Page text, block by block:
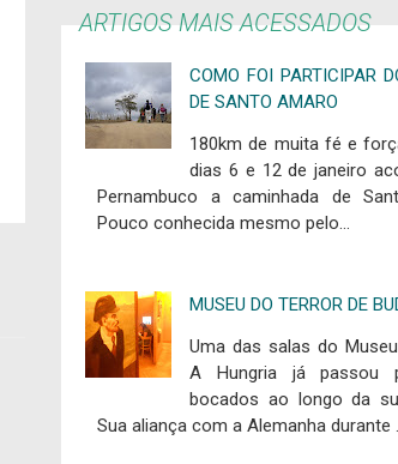
ARTIGOS MAIS ACESSADOS
COMO FOI PARTICIPAR
DE SANTO AMARO
180km de muita fé e
dias 6 e 12 de janeiro
Pernambuco a caminhada de
Pouco conhecida mesmo pelo...
MUSEU DO TERROR DE
Uma das salas do
A Hungria já passou
bocados ao longo da
Sua aliança com a Alemanha durante